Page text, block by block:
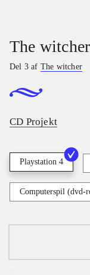
The
Del 3 af The witcher
CD Projekt
Playstation 4
Computerspil (dvd-